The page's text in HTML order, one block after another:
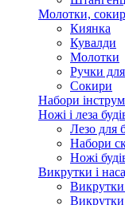
Молотки,
Киянка
Кувалди
Молотки
Ручки
Сокири
Набори
Ножі і леза
Лезо для
Набори
Ножі
Викрутки і
Викрутки
Викрутки